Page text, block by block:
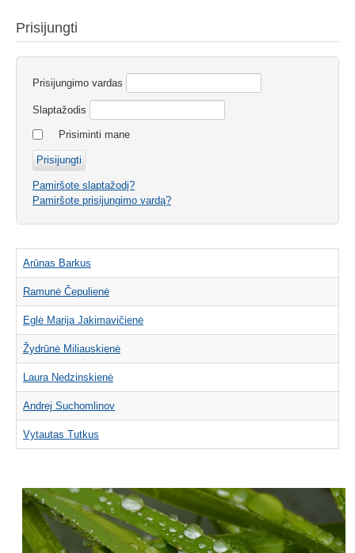
Prisijungti
Prisijungimo vardas
Slaptažodis
Prisiminti mane
Pamiršote slaptažodį?
Pamiršote prisijungimo vardą?
Arūnas Barkus
Ramunė Čepulienė
Eglė Marija Jakimavičienė
Žydrūnė Miliauskienė
Laura Nedzinskienė
Andrej Suchomlinov
Vytautas Tutkus